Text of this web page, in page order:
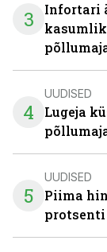
3
Infortari
4
UUDISED
Lugeja
5
UUDISED
Piima
protsenti